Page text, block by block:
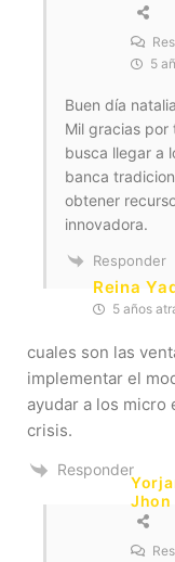
5
Buen día natalia
Mil gracias por
busca llegar a
banca
obtener
innovadora.
Responder
Reina
5 años
cuales son las
implementar el
ayudar a los micro
crisis.
Responder
Jhon